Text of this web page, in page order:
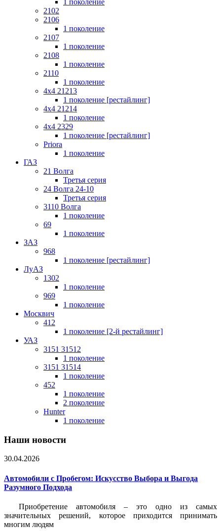
1 поколение
2102
2106
1 поколение
2107
1 поколение
2108
1 поколение
2110
1 поколение
4x4 21213
1 поколение [рестайлинг]
4x4 21214
1 поколение
4x4 2329
1 поколение [рестайлинг]
Priora
1 поколение
ГАЗ
21 Волга
Третья серия
24 Волга 24-10
Третья серия
3110 Волга
1 поколение
69
1 поколение
ЗАЗ
968
1 поколение [рестайлинг]
ЛуАЗ
1302
1 поколение
969
1 поколение
Москвич
412
1 поколение [2-й рестайлинг]
УАЗ
3151 31512
1 поколение
3151 31514
1 поколение
452
1 поколение
2 поколение
Hunter
1 поколение
Наши новости
30.04.2026
Автомобили с Пробегом: Искусство Выбора и Выгода
Разумного Подхода
Приобретение автомобиля – это одно из самых
значительных решений, которое приходится принимать
многим людям